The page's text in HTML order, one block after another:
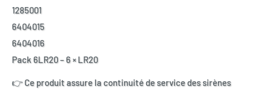
1285001
6404015
6404016
Pack 6LR20 – 6 × LR20
👉 Ce produit assure la continuité de service des sirènes